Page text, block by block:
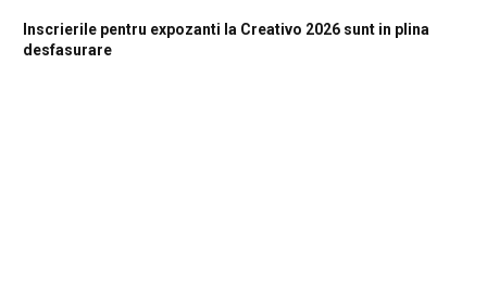
Inscrierile pentru expozanti la Creativo 2026 sunt in plina
desfasurare